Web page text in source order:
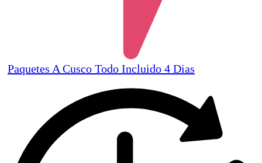
Paquetes A Cusco Todo Incluido 4 Dias